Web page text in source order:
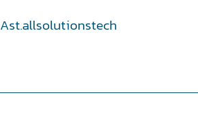
Ast.allsolutionstech